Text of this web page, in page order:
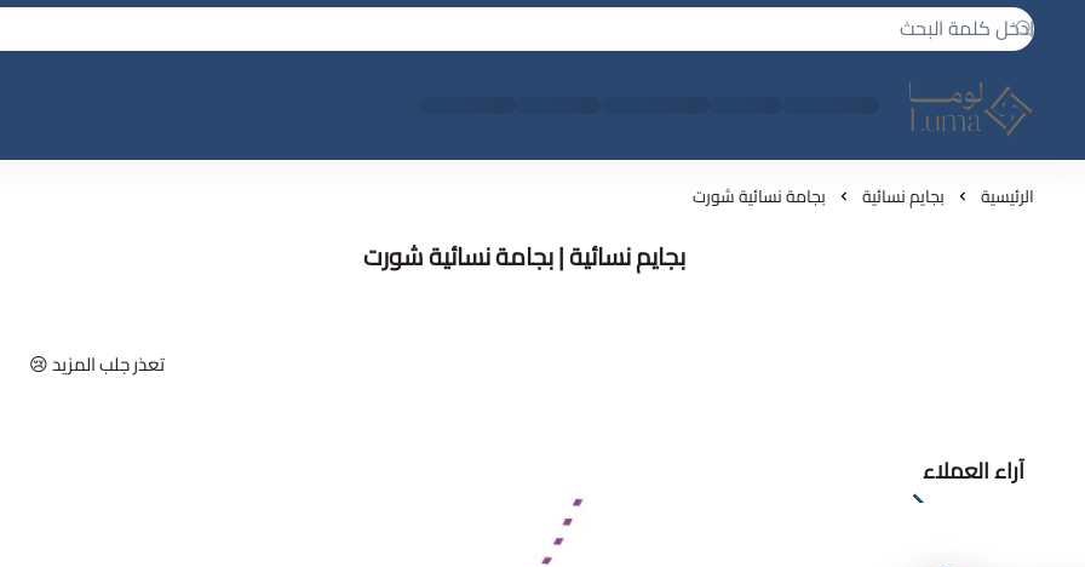
لوما - بجامه واكثر
الرئيسية بجايم نسائية بجامة نسائية شورت
بجايم نسائية | بجامة نسائية شورت
تعذر جلب المزيد 😢
آراء العملاء